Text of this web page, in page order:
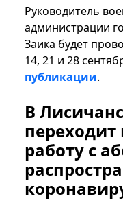
Руководитель
администрации
Заика будет
14, 21 и 28
публикации.
В
работу с